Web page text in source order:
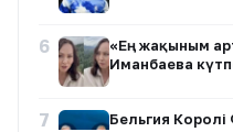
6
«Ең жақыным
Иманбаева
7
Бельгия